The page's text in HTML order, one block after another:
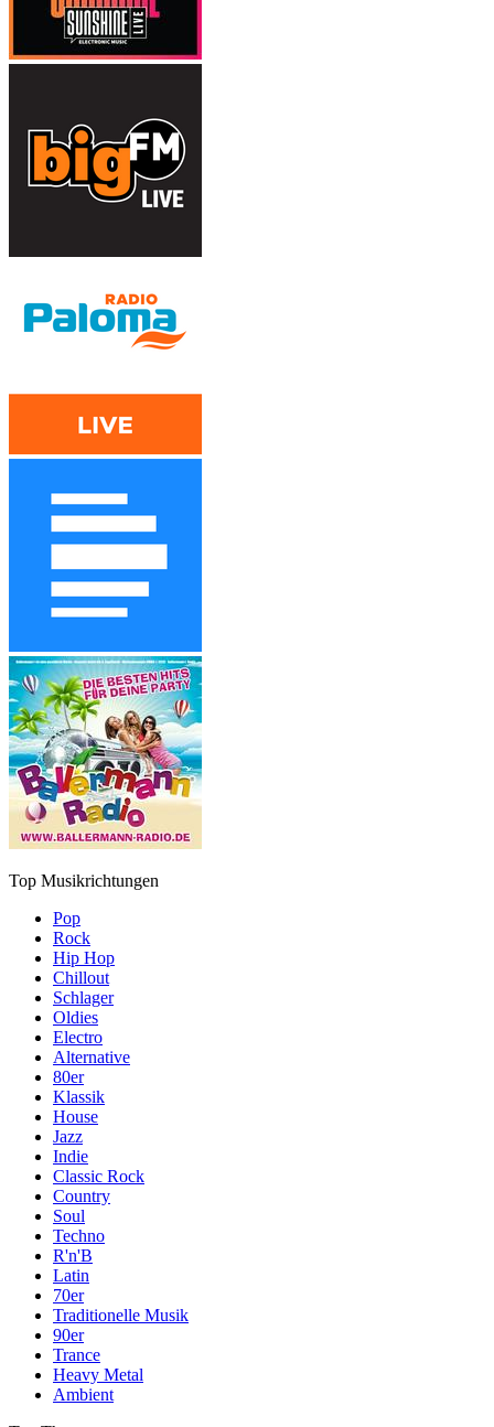
Top Musikrichtungen
Pop
Rock
Hip Hop
Chillout
Schlager
Oldies
Electro
Alternative
80er
Klassik
House
Jazz
Indie
Classic Rock
Country
Soul
Techno
R'n'B
Latin
70er
Traditionelle Musik
90er
Trance
Heavy Metal
Ambient